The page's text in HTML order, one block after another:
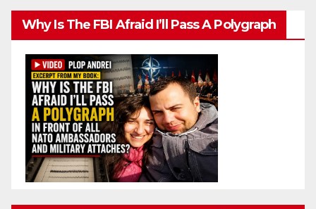
Why Is The FBI Afraid I’ll Pass A Polygraph